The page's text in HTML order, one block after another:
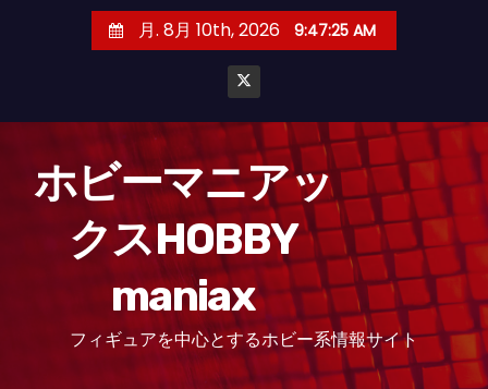
月. 8月 10th, 2026 9:47:26 AM
ホビーマニアッ
クスHOBBY
maniax
フィギュアを中心とするホビー系情報サイト